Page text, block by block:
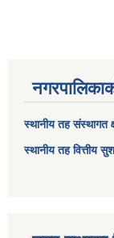
स्थानीय तह संस्थागत
स्थानीय तह वित्तीय